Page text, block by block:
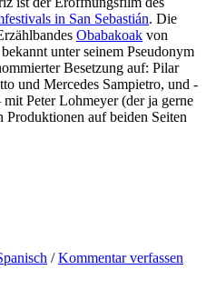
in San Sebastián. Die
Obabakoak von
unter seinem Pseudonym
Besetzung auf: Pilar
und Mercedes Sampietro, und -
mit Peter Lohmeyer (der ja gerne
Produktionen auf beiden Seiten
/Kommentar verfassen